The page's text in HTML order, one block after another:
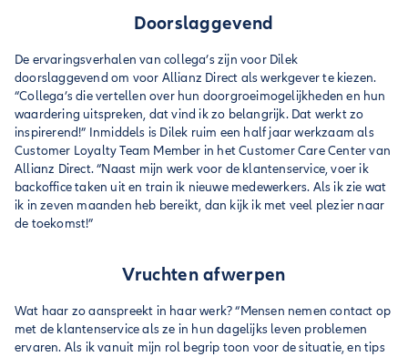
Doorslaggevend
De ervaringsverhalen van collega’s zijn voor Dilek
doorslaggevend om voor Allianz Direct als werkgever te kiezen.
“Collega’s die vertellen over hun doorgroeimogelijkheden en hun
waardering uitspreken, dat vind ik zo belangrijk. Dat werkt zo
inspirerend!” Inmiddels is Dilek ruim een half jaar werkzaam als
Customer Loyalty Team Member in het Customer Care Center van
Allianz Direct. “Naast mijn werk voor de klantenservice, voer ik
backoffice taken uit en train ik nieuwe medewerkers. Als ik zie wat
ik in zeven maanden heb bereikt, dan kijk ik met veel plezier naar
de toekomst!”
Vruchten afwerpen
Wat haar zo aanspreekt in haar werk? “Mensen nemen contact op
met de klantenservice als ze in hun dagelijks leven problemen
ervaren. Als ik vanuit mijn rol begrip toon voor de situatie, en tips